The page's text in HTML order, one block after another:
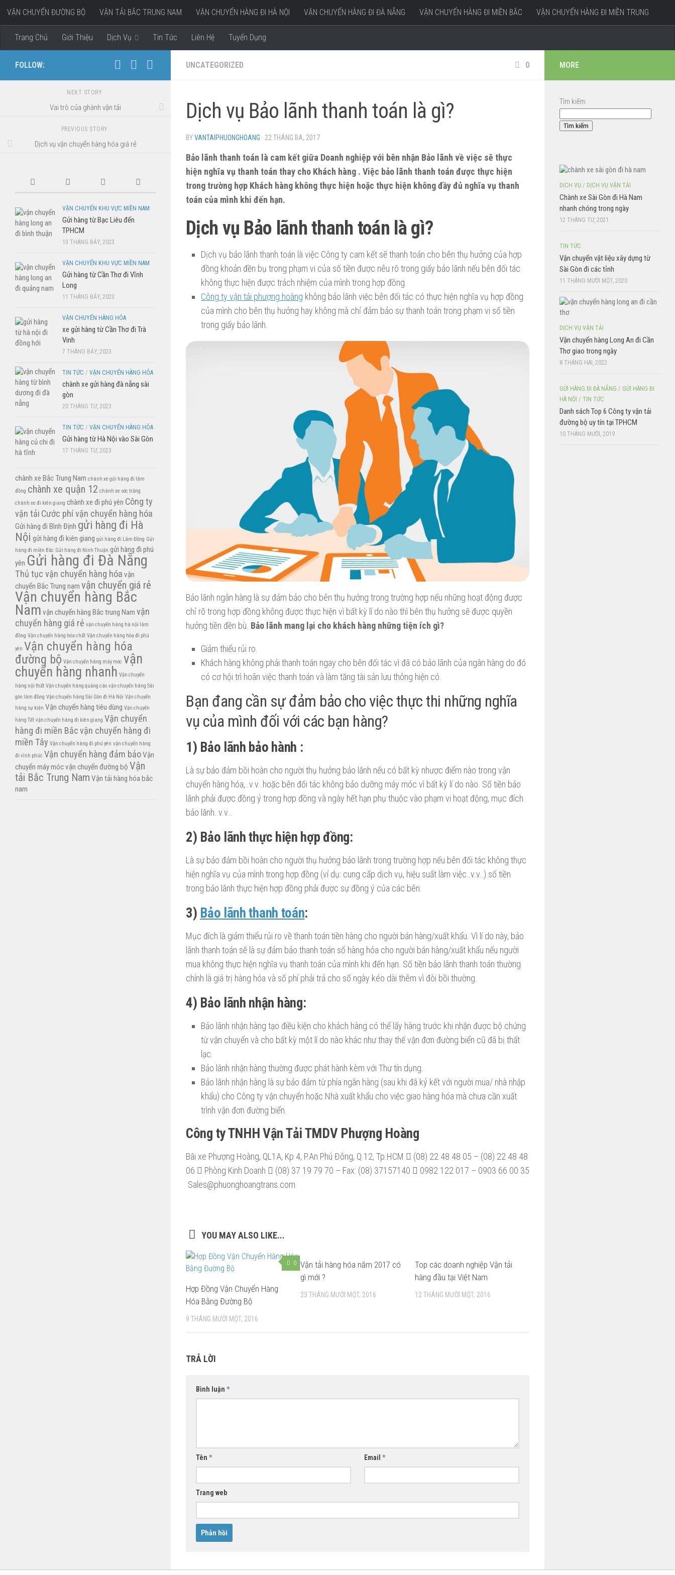
Skip to content
VẬN CHUYỂN ĐƯỜNG BỘ VẬN TẢI BẮC TRUNG NAM VẬN CHUYỂN HÀNG ĐI HÀ NỘI VẬN CHUYỂN HÀNG ĐI ĐÀ NẴNG VẬN CHUYỂN HÀNG ĐI MIỀN BẮC VẬN CHUYỂN HÀNG ĐI MIỀN TRUNG
VẬN CHUYỂN HÀNG ĐI MIỀN TÂY
Trang Chủ Giới Thiệu Dịch Vụ Tin Tức Liên Hệ Tuyển Dụng
UNCATEGORIZED 0
Dịch vụ Bảo lãnh thanh toán là gì?
BYVANTAIPHUONGHOANG · 22 THÁNG BA, 2017
Bảo lãnh thanh toán là cam kết giữa Doanh nghiệp với bên nhận Bảo lãnh về việc sẽ thực
hiện nghĩa vụ thanh toán thay cho Khách hàng . Việc bảo lãnh thanh toán được thực hiện
trong trường hợp Khách hàng không thực hiện hoặc thực hiện không đầy đủ nghĩa vụ thanh
toán của mình khi đến hạn.
Dịch vụ Bảo lãnh thanh toán là gì?
Dịch vụ bảo lãnh thanh toán là việc Công ty cam kết sẽ thanh toán cho bên thụ hưởng của hợp
đồng khoản đền bụ trong phạm vi của số tiền được nêu rõ trong giấy bảo lãnh nếu bên đối tác
không thực hiện được trách nhiệm của mình trong hợp đồng.
Công ty vận tải phượng hoàng không bảo lãnh việc bên đối tác có thực hiện nghĩa vụ hợp đồng
của mình cho bên thụ hưởng hay không mà chỉ đảm bảo sự thanh toán trong phạm vi số tiền
trong giấy bảo lãnh.
Bảo lãnh ngân hàng là sự đảm bảo cho bên thụ hưởng trong trường hợp nếu những hoạt động được
chỉ rõ trong hợp đồng không được thực hiện vì bất kỳ lí do nào thì bên thụ hưởng sẽ được quyền
hưởng tiền đền bù. Bảo lãnh mang lại cho khách hàng những tiện ích gì?
Giảm thiểu rủi ro.
Khách hàng không phải thanh toán ngay cho bên đối tác vì đã có bảo lãnh của ngân hàng do đó
có cơ hội trì hoãn việc thanh toán và làm tăng tài sản lưu thông hiện có.
Bạn đang cần sự đảm bảo cho việc thực thi những nghĩa
vụ của mình đối với các bạn hàng?
1) Bảo lãnh bảo hành :
Là sự bảo đảm bồi hoàn cho người thụ hưởng bảo lãnh nếu có bất kỳ nhược điểm nào trong vận
chuyển hàng hóa,..v.v…hoặc bên đối tác không bảo dưỡng máy móc vì bất kỳ lí do nào. Số tiền bảo
lãnh phải được đồng ý trong hợp đồng và ngày hết hạn phụ thuộc vào phạm vi hoạt động, mục đích
bảo lãnh..v.v…
2) Bảo lãnh thực hiện hợp đồng:
Là sự bảo đảm bồi hoàn cho người thụ hưởng bảo lãnh trong trường hợp nếu bên đối tác không thực
hiện nghĩa vụ của mình trong hợp đồng (ví dụ: cung cấp dịch vụ, hiệu suất làm việc..v.v..) số tiền
trong bảo lãnh thực hiện hợp đồng phải được sự đồng ý của các bên.
3) Bảo lãnh thanh toán:
Mục đích là giảm thiểu rủi ro về thanh toán tiền hàng cho người bán hàng/xuất khẩu. Vì lí do này, bảo
lãnh thanh toán sẽ là sự đảm bảo thanh toán số hàng hóa cho người bán hàng/xuất khẩu nếu người
mua không thực hiện nghĩa vụ thanh toán của mình khi đến hạn. Số tiền bảo lãnh thanh toán thường
chính là giá trị hàng hóa và số phí phải trả cho số ngày kéo dài thêm vì đòi bồi thường.
4) Bảo lãnh nhận hàng:
Bảo lãnh nhận hàng tạo điều kiện cho khách hàng có thể lấy hàng trước khi nhận được bộ chứng
từ vận chuyển và cho bất kỳ một lí do nào khác như thay thế vận đơn đường biển cũ đã bị thất
lạc.
Bảo lãnh nhận hàng thường được phát hành kèm với Thư tín dụng.
Bảo lãnh nhận hàng là sự bảo đảm từ phía ngân hàng (sau khi đã ký kết với người mua/ nhà nhập
khẩu) cho Công ty vận chuyển hoặc Nhà xuất khẩu cho việc giao hàng hóa mà chưa cần xuất
trình vận đơn đường biển.
Công ty TNHH Vận Tải TMDV Phượng Hoàng
Bãi xe Phượng Hoàng, QL1A, Kp 4, P.An Phú Đông, Q.12, Tp.HCM
(08) 22 48 48 05 – (08) 22 48 48
06
Phòng Kinh Doanh (08) 37 19 79 70 – Fax: (08) 37157140
0982 122 017 – 0903 66 00 35
Sales@phuonghoangtrans.com
YOU MAY ALSO LIKE...
0
Hợp Đồng Vận Chuyển Hàng
Hóa Bằng Đường Bộ
9 THÁNG MƯỜI MỘT, 2016
Vận tải hàng hóa năm 2017 có
gì mới ?
23 THÁNG MƯỜI MỘT, 2016
Top các doanh nghiệp Vận tải
hàng đầu tại Việt Nam
12 THÁNG MƯỜI MỘT, 2016
TRẢ LỜI
Bình luận *
Tên * Email *
Trang web
FOLLOW:
NEXT STORY
Vai trò của ghành vận tải
PREVIOUS STORY
Dịch vụ vận chuyển hàng hóa giá rẻ
VẬN CHUYỂN KHU VỰC MIỀN NAM
Gửi hàng từ Bạc Liêu đến
TPHCM
13 THÁNG BẢY, 2023
VẬN CHUYỂN KHU VỰC MIỀN NAM
Gửi hàng từ Cần Thơ đi Vĩnh
Long
11 THÁNG BẢY, 2023
VẬN CHUYỂN HÀNG HÓA
xe gửi hàng từ Cần Thơ đi Trà
Vinh
7 THÁNG BẢY, 2023
TIN TỨC / VẬN CHUYỂN HÀNG HÓA
chành xe gửi hàng đà nẵng sài
gòn
20 THÁNG TƯ, 2023
TIN TỨC / VẬN CHUYỂN HÀNG HÓA
Gửi hàng từ Hà Nội vào Sài Gòn
17 THÁNG TƯ, 2023
chành xe Bắc Trung Nam chành xe gửi hàng đi lâm
đồng chành xe quận 12 chành xe sóc trăng
chành xe đi kiên giang chành xe đi phú yên Công ty
vận tải Cước phí vận chuyển hàng hóa
Gửi hàng đi Bình Định gửi hàng đi Hà
Nội gửi hàng đi kiên giang gửi hàng đi Lâm Đồng Gửi
hàng đi miền Bắc Gửi hàng đi Ninh Thuận gửi hàng đi phú
yên Gửi hàng đi Đà Nẵng
Thủ tục vận chuyển hàng hóa vận
chuyển Bắc Trung nam vận chuyển giá rẻ
Vận chuyển hàng Bắc
Nam vận chuyển hàng Bắc trung Nam vận
chuyển hàng giá rẻ vận chuyển hàng hà nội lâm
đồng Vận chuyển hàng hóa chất Vận chuyển hàng hóa đi phú
yên Vận chuyển hàng hóa
đường bộ Vận chuyển hàng máy móc vận
chuyển hàng nhanh Vận chuyển
hàng nội thất Vận chuyển hàng quảng cáo vận chuyển hàng Sài
gòn lâm đồng Vận chuyển hàng Sài Gòn đi Hà Nội Vận chuyển
hàng sự kiện Vận chuyển hàng tiêu dùng Vận chuyển
hàng Tết vận chuyển hàng đi kiên giang Vận chuyển
hàng đi miền Bắcvận chuyển hàng đi
miền Tây Vận chuyển hàng đi phú yên vận chuyển hàng
đi vĩnh phúc Vận chuyển hàng đảm bảoVận
chuyển máy mócvận chuyển đường bộ Vận
tải Bắc Trung Nam Vận tải hàng hóa bắc
nam
MORE
Tìm kiếm
Tìm kiếm
DỊCH VỤ / DỊCH VỤ VẬN TẢI
Chành xe Sài Gòn đi Hà Nam
nhanh chóng trong ngày
12 THÁNG TƯ, 2021
TIN TỨC
Vận chuyển vật liệu xây dựng từ
Sài Gòn đi các tỉnh
11 THÁNG MƯỜI MỘT, 2020
DỊCH VỤ VẬN TẢI
Vận chuyển hàng Long An đi Cần
Thơ giao trong ngày
8 THÁNG HAI, 2022
GỬI HÀNG ĐI ĐÀ NẴNG / GỬI HÀNG ĐI
HÀ NỘI / TIN TỨC
Danh sách Top 6 Công ty vận tải
đường bộ uy tín tại TPHCM
10 THÁNG MƯỜI, 2019